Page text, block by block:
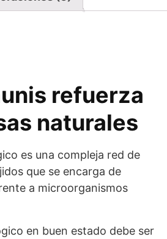
refuerza
naturales
es una compleja red de
que se encarga de
a microorganismos
en buen estado debe ser